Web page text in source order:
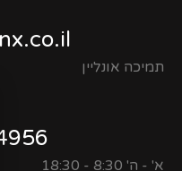
תמיכה אונליין
א' - ה' 8:30 - 18:30